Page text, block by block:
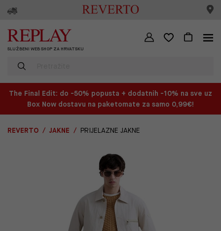
SLUŽBENI WEB SHOP ZA HRVATSKU
The Final Edit: do -50% popusta + dodatnih -10% na sve uz
Box Now dostavu na paketomate za samo 0,99€!
REVERTO JAKNE PRIJELAZNE JAKNE